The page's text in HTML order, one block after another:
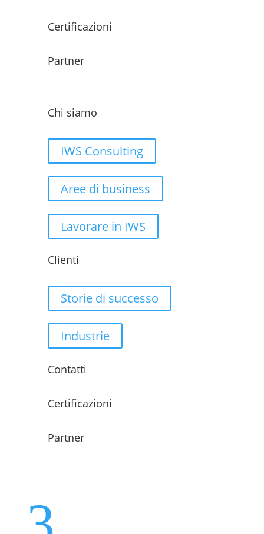
Certificazioni
Partner
Chi siamo
IWS Consulting
Aree di business
Lavorare in IWS
Clienti
Storie di successo
Industrie
Contatti
Certificazioni
Partner